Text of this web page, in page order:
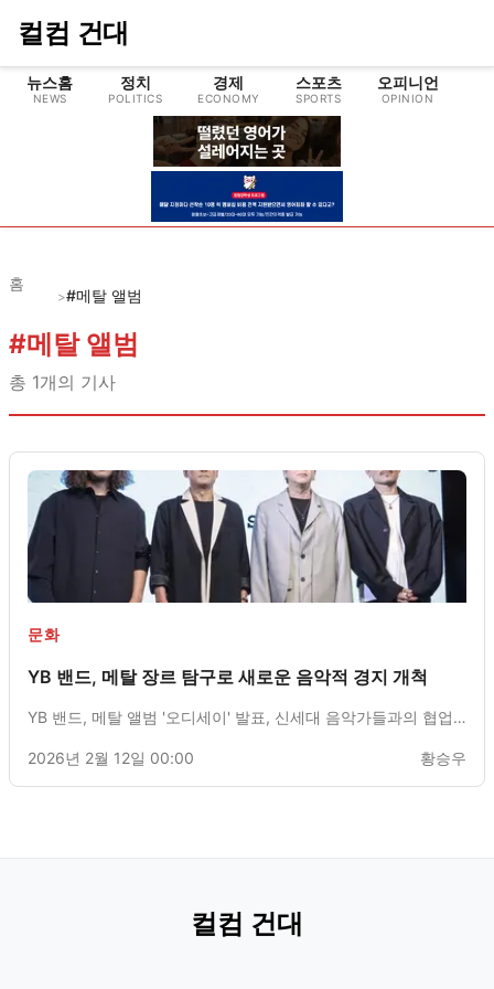
컬컴 건대
뉴스홈
NEWS
정치
POLITICS
경제
ECONOMY
스포츠
SPORTS
오피니언
OPINION
홈
>#메탈 앨범
#메탈 앨범
총 1개의 기사
문화
YB 밴드, 메탈 장르 탐구로 새로운 음악적 경지 개척
YB 밴드, 메탈 앨범 '오디세이' 발표, 신세대 음악가들과의 협업
2026년 2월 12일 00:00
황승우
컬컴 건대